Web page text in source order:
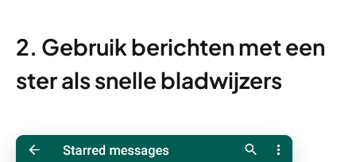
2. Gebruik berichten met een
ster als snelle bladwijzers